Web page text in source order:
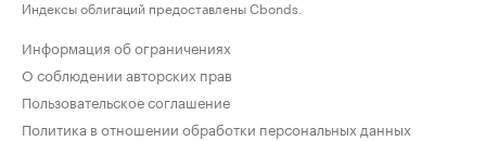
Индексы облигаций предоставлены Cbonds.
Информация об ограничениях
О соблюдении авторских прав
Пользовательское соглашение
Политика в отношении обработки персональных данных